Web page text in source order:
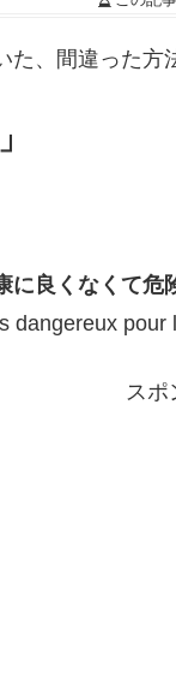
た、間違った方
に良くなくて危
dangereux pour
スポ